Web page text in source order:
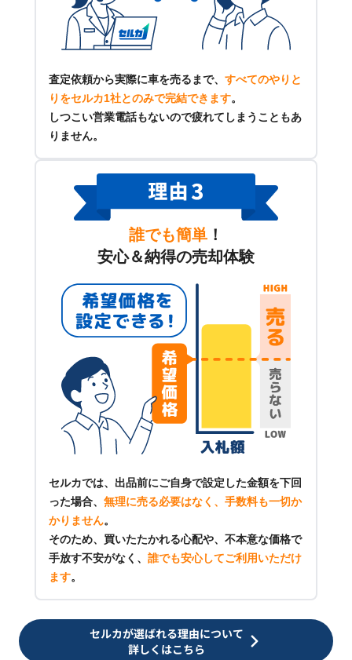
査定依頼から実際に車を売るまで、 すべてのやりと
りをセルカ1社とのみで完結できます。
しつこい営業電話もないので疲れてしまうこともあ
りません。
誰でも簡単 ！
安心＆納得の売却体験
セルカでは、出品前にご自身で設定した金額を下回
った場合、 無理に売る必要はなく、手数料も一切か
かりません。
そのため、買いたたかれる心配や、不本意な価格で
手放す不安がなく、 誰でも安心してご利用いただけ
ます。
セルカが選ばれる理由について
詳しくはこちら